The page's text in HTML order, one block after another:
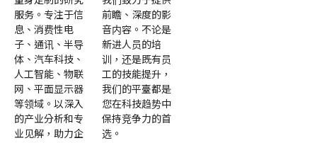
服务。专注于信
息、消费性电
子、通讯、半导
体、汽车科技、
人工智能、物联
网、平面显示器
等领域。以深入
的产业分析和专
业见解，助力企
前瞻、深度的影
音内容。不论是
新进人员的培
训，还是既有员
工的技能提升，
我们的平臺都是
您在科技趋势中
保持竞争力的首
选。